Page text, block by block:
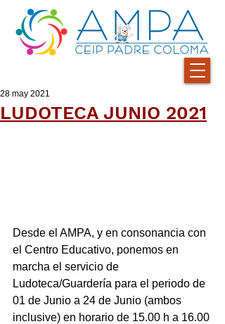
LUDOTECA JUNIO 2021
28 may 2021
Desde el AMPA, y en consonancia con
el Centro Educativo, ponemos en
marcha el servicio de
Ludoteca/Guardería para el periodo de
01 de Junio a 24 de Junio (ambos
inclusive) en horario de 15.00 h a 16.00